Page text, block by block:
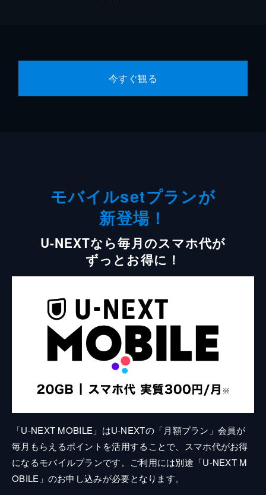
今すぐ観る
モバイルsetプランが
新登場！
U-NEXTなら毎月のスマホ代が
ずっとお得に！
「U-NEXT MOBILE」はU-NEXTの「月額プラン」会員が
毎月もらえるポイントを活用することで、スマホ代がお得
になるモバイルプランです。ご利用には別途「U-NEXT M
OBILE」のお申し込みが必要となります。